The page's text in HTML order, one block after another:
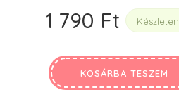
1 790 Ft Készleten
KOSÁRBA TESZEM